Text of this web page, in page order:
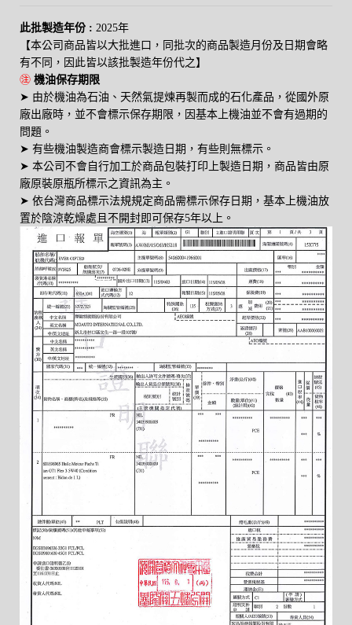
此批製造年份 : 2025年
【本公司商品皆以大批進口，同批次的商品製造月份及日期會略
有不同，因此皆以該批製造年份代之】
㊟ 機油保存期限
➤ 由於機油為石油、天然氣提煉再製而成的石化產品，從國外原
廠出廠時，並不會標示保存期限，因基本上機油並不會有過期的
問題。
➤ 有些機油製造商會標示製造日期，有些則無標示。
➤ 本公司不會自行加工於商品包裝打印上製造日期，商品皆由原
廠原裝原瓶所標示之資訊為主。
➤ 依台灣商品標示法規規定商品需標示保存日期，基本上機油放
置於陰涼乾燥處且不開封即可保存5年以上。